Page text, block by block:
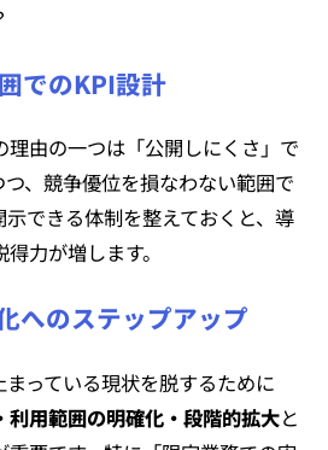
でのKPI設計
由の一つは「公開しにくさ」で
、競争優位を損なわない範囲で
示できる体制を整えておくと、導
力が増します。
へのステップアップ
っている現状を脱するために
利用範囲の明確化・段階的拡大と